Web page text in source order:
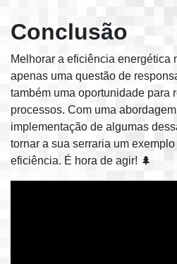
Conclusão
Melhorar a eficiência energética
apenas uma questão de
também uma oportunidade para
processos. Com uma
implementação de algumas
tornar a sua serraria um
eficiência. É hora de agir! 🌲